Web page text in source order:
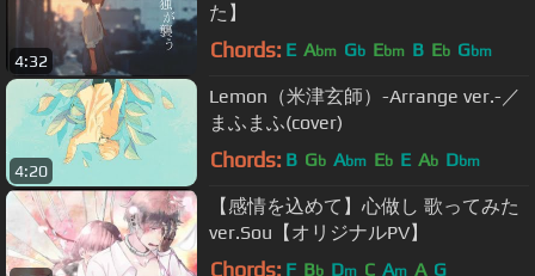
4:32
た】
Chords: E Abm Gb Ebm B Eb Gbm
4:20
Lemon（米津玄師）-Arrange ver.-／
まふまふ(cover)
Chords: B Gb Abm Eb E Ab Dbm
【感情を込めて】心做し 歌ってみた
ver.Sou【オリジナルPV】
Chords: F Bb Dm C Am A G